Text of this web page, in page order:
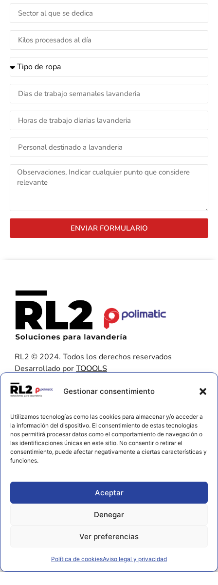
Gestionar consentimiento
Utilizamos tecnologías como las cookies para almacenar y/o acceder a
la información del dispositivo. El consentimiento de estas tecnologías
nos permitirá procesar datos como el comportamiento de navegación o
las identificaciones únicas en este sitio. No consentir o retirar el
consentimiento, puede afectar negativamente a ciertas características y
funciones.
Aceptar
Denegar
Ver preferencias
Política de cookiesAviso legal y privacidad
ENVIAR FORMULARIO
RL2 © 2024. Todos los derechos reservados
Desarrollado porTOOOLS
Contacto
672 202 722
info@rl2.eu
Información
Aviso legal y privacidad
Declaración de accesibilidad